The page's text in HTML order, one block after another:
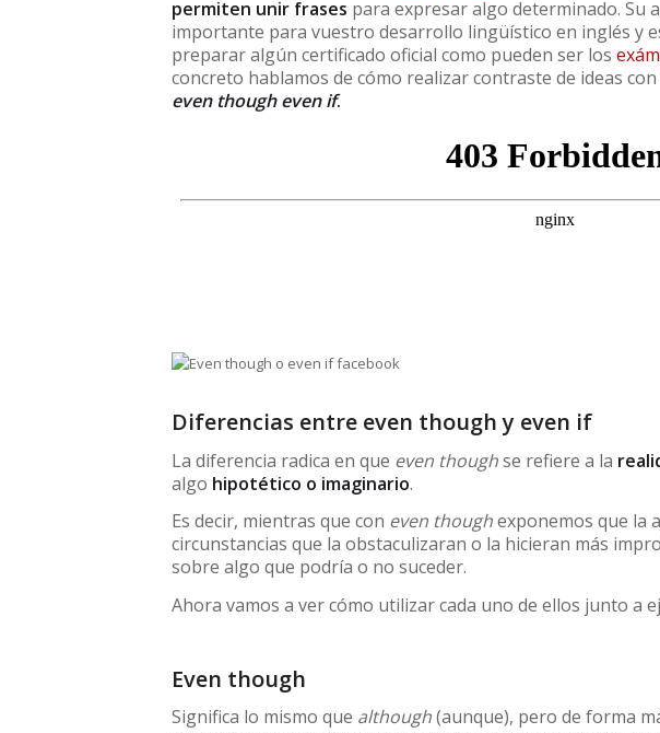
permiten unir frases para expresar algo determinado. Su
importante para vuestro desarrollo lingüístico en inglés y
preparar algún certificado oficial como pueden ser los
concreto hablamos de cómo realizar contraste de ideas
even though even if.
Diferencias entre even though y even if
La diferencia radica en que even thoughse refiere a la
algo hipotético o imaginario.
Es decir, mientras que con even thoughexponemos que la
circunstancias que la obstaculizaran o la hicieran más
sobre algo que podría o no suceder.
Ahora vamos a ver cómo utilizar cada uno de ellos junto a
Even though
Significa lo mismo que although(aunque), pero de forma